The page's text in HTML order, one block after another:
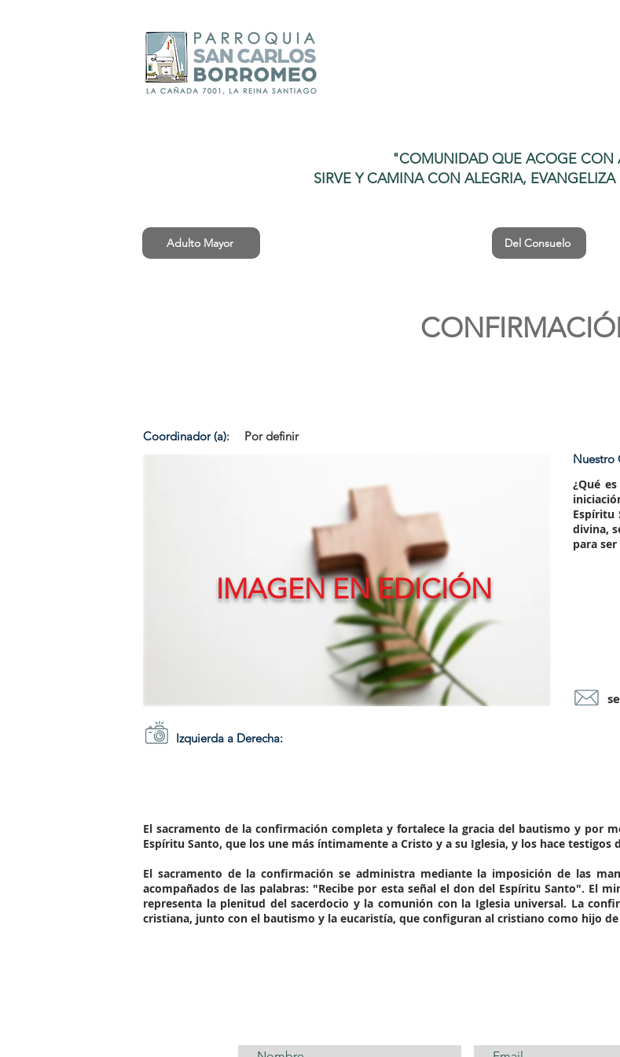
"COMUNIDAD QUE ACOGE CON
SIRVE Y CAMINA CON ALEGRIA,
Adulto Mayor Del Consuelo
Coordinador (a): Por definir
IMAGEN EN EDICIÓN
Nuestro
¿Qué
Espíritu
divina,
para
Izquierda a Derecha:
El sacramento de la confirmación completa y fortalece la gracia del bautismo y por
Espíritu Santo, que los une más íntimamente a Cristo y a su Iglesia, y los hace testigos
El sacramento de la confirmación se administra mediante la imposición de las
acompañados de las palabras: "Recibe por esta señal el don del Espíritu Santo". El
representa la plenitud del sacerdocio y la comunión con la Iglesia universal. La
cristiana, junto con el bautismo y la eucaristía, que configuran al cristiano como hijo